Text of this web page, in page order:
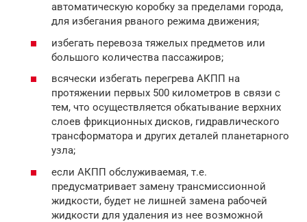
автоматическую коробку за пределами города,
для избегания рваного режима движения;
избегать перевоза тяжелых предметов или
большого количества пассажиров;
всячески избегать перегрева АКПП на
протяжении первых 500 километров в связи с
тем, что осуществляется обкатывание верхних
слоев фрикционных дисков, гидравлического
трансформатора и других деталей планетарного
узла;
если АКПП обслуживаемая, т.е.
предусматривает замену трансмиссионной
жидкости, будет не лишней замена рабочей
жидкости для удаления из нее возможной